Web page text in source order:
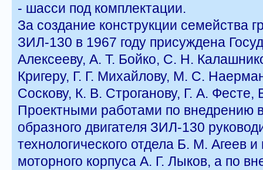
- шасси под комплектации.
За создание конструкции семейства
ЗИЛ-130 в 1967 году присуждена
Алексееву, А. Т. Бойко, С. Н.
Кригеру, Г. Г. Михайлову, М. С.
Соскову, К. В. Строганову, Г. А. Фесте,
Проектными работами по внедрению
образного двигателя ЗИЛ-130
технологического отдела Б. М. Агеев и
моторного корпуса А. Г. Лыков, а по